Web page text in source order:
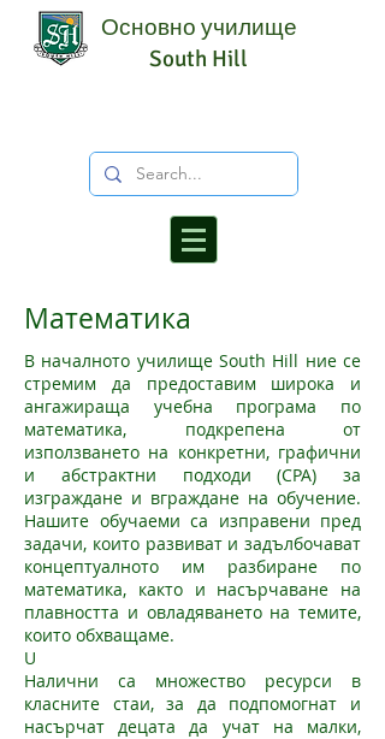
Основно училище
South Hill
Математика
В началното училище South Hill ние се
стремим да предоставим широка и
ангажираща учебна програма по
математика, подкрепена от
използването на конкретни, графични
и абстрактни подходи (CPA) за
изграждане и вграждане на обучение.
Нашите обучаеми са изправени пред
задачи, които развиват и задълбочават
концептуалното им разбиране по
математика, както и насърчаване на
плавността и овладяването на темите,
които обхващаме.
U
Налични са множество ресурси в
класните стаи, за да подпомогнат и
насърчат децата да учат на малки,